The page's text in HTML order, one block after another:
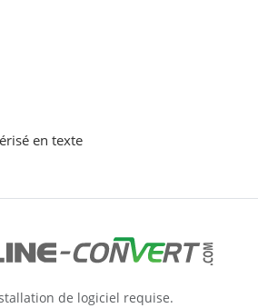
en texte
de logiciel requise.